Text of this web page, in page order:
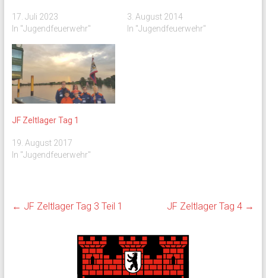
17. Juli 2023
In "Jugendfeuerwehr"
3. August 2014
In "Jugendfeuerwehr"
JF Zeltlager Tag 1
19. August 2017
In "Jugendfeuerwehr"
← JF Zeltlager Tag 3 Teil 1 JF Zeltlager Tag 4 →